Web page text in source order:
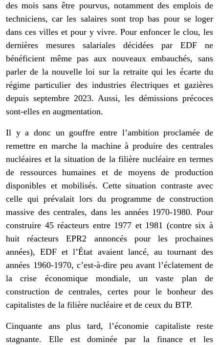
des mois sans être pourvus, notamment des emplois de
techniciens, car les salaires sont trop bas pour se loger
dans ces villes et pour y vivre. Pour enfoncer le clou, les
dernières mesures salariales décidées par EDF ne
bénéficient même pas aux nouveaux embauchés, sans
parler de la nouvelle loi sur la retraite qui les écarte du
régime particulier des industries électriques et gazières
depuis septembre 2023. Aussi, les démissions précoces
sont-elles en augmentation.
Il y a donc un gouffre entre l’ambition proclamée de
remettre en marche la machine à produire des centrales
nucléaires et la situation de la filière nucléaire en termes
de ressources humaines et de moyens de production
disponibles et mobilisés. Cette situation contraste avec
celle qui prévalait lors du programme de construction
massive des centrales, dans les années 1970-1980. Pour
construire 45 réacteurs entre 1977 et 1981 (contre six à
huit réacteurs EPR2 annoncés pour les prochaines
années), EDF et l’État avaient lancé, au tournant des
années 1960-1970, c’est-à-dire peu avant l’éclatement de
la crise économique mondiale, un vaste plan de
construction de centrales, certes pour le bonheur des
capitalistes de la filière nucléaire et de ceux du BTP.
Cinquante ans plus tard, l’économie capitaliste reste
stagnante. Elle est dominée par la finance et les